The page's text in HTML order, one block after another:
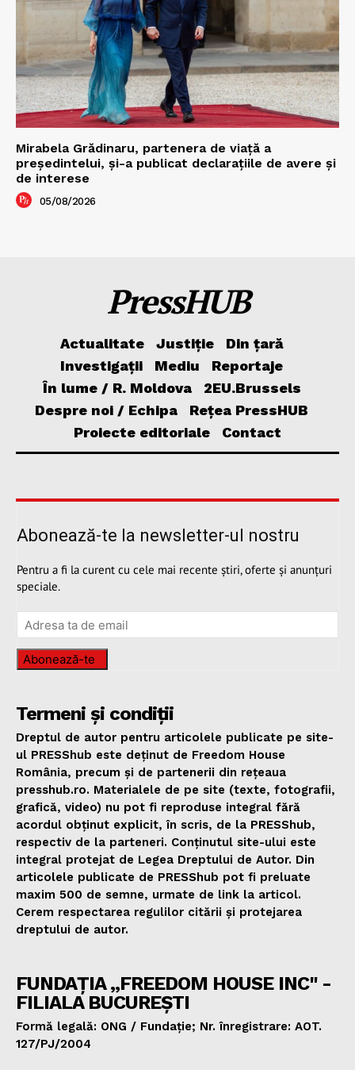
Mirabela Grădinaru, partenera de viață a
președintelui, și-a publicat declarațiile de avere și
de interese
05/08/2026
PressHUB
Actualitate Justiție
Din țară
Investigații
Mediu
Reportaje
În lume / R. Moldova
2EU.Brussels
Despre noi / Echipa
Rețea PressHUB
Proiecte editoriale
Contact
Abonează-te la newsletter-ul nostru
Pentru a fi la curent cu cele mai recente știri, oferte și anunțuri
speciale.
Abonează-te
Termeni și condiții
Dreptul de autor pentru articolele publicate pe site-
ul PRESShub este deținut de Freedom House
România, precum și de partenerii din rețeaua
presshub.ro. Materialele de pe site (texte, fotografii,
grafică, video) nu pot fi reproduse integral fără
acordul obținut explicit, în scris, de la PRESShub,
respectiv de la parteneri. Conținutul site-ului este
integral protejat de Legea Dreptului de Autor. Din
articolele publicate de PRESShub pot fi preluate
maxim 500 de semne, urmate de link la articol.
Cerem respectarea regulilor citării și protejarea
dreptului de autor.
FUNDAȚIA „FREEDOM HOUSE INC" -
FILIALA BUCUREȘTI
Formă legală: ONG / Fundație; Nr. înregistrare: AOT.
127/PJ/2004